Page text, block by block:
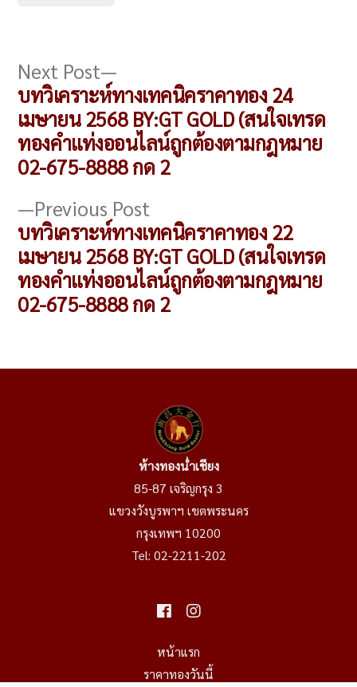
แนะแนว
เรื่อง
Previous Post
post:
บทวิเคราะห์ทางเทคนิคราคาทอง 22
เมษายน 2568 BY:GT GOLD (สนใจเทรด
ทองคำแท่งออนไลน์ถูกต้องตามกฎหมาย
02-675-8888 กด 2
Next Post
post:
บทวิเคราะห์ทางเทคนิคราคาทอง 24
เมษายน 2568 BY:GT GOLD (สนใจเทรด
ทองคำแท่งออนไลน์ถูกต้องตามกฎหมาย
02-675-8888 กด 2
ห้างทองน่ำเชียง
85-87 เจริญกรุง 3
แขวงวังบูรพาฯ เขตพระนคร
กรุงเทพฯ 10200
Tel: 02-2211-202
หน้าแรก
ราคาทองวันนี้